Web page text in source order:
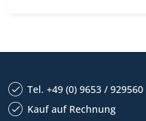
Tel. +49 (0) 9653 / 929560
Kauf auf Rechnung